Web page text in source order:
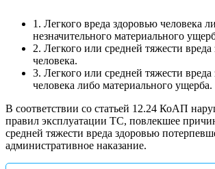
1. Легкого вреда здоровью человека
незначительного материального
2. Легкого или средней тяжести
человека.
3. Легкого или средней тяжести
человека либо материального ущерба.
В соответствии со статьей 12.24 КоАП
правил эксплуатации ТС, повлекшее
средней тяжести вреда здоровью
административное наказание.